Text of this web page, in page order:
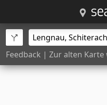
Feedback | Zur alten Karte